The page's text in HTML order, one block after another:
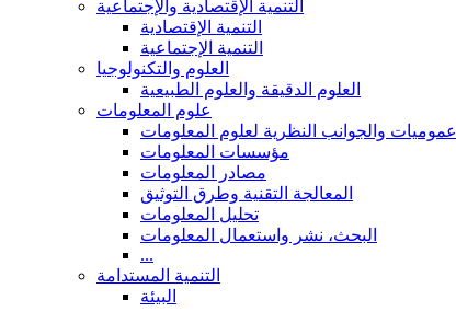
التنمية الإقتصادية والإجتماعية
التنمية الإقتصادية
التنمية الإجتماعية
العلوم والتكنولوجيا
العلوم الدقيقة والعلوم الطبيعية
علوم المعلومات
عموميات والجوانب النظرية لعلوم المعلومات
مؤسسات المعلومات
مصادر المعلومات
المعالجة التقنية وطرق التوثيق
تحليل المعلومات
البحث، نشر واستعمال المعلومات
...
التنمية المستدامة
البيئة